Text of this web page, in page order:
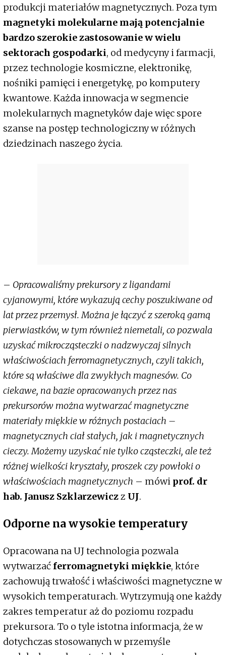
produkcji materiałów magnetycznych. Poza tym
magnetyki molekularne mają potencjalnie
bardzo szerokie zastosowanie w wielu
sektorach gospodarki, od medycyny i farmacji,
przez technologie kosmiczne, elektronikę,
nośniki pamięci i energetykę, po komputery
kwantowe. Każda innowacja w segmencie
molekularnych magnetyków daje więc spore
szanse na postęp technologiczny w różnych
dziedzinach naszego życia.
– Opracowaliśmy prekursory z ligandami
cyjanowymi, które wykazują cechy poszukiwane od
lat przez przemysł. Można je łączyć z szeroką gamą
pierwiastków, w tym również niemetali, co pozwala
uzyskać mikrocząsteczki o nadzwyczaj silnych
właściwościach ferromagnetycznych, czyli takich,
które są właściwe dla zwykłych magnesów. Co
ciekawe, na bazie opracowanych przez nas
prekursorów można wytwarzać magnetyczne
materiały miękkie w różnych postaciach –
magnetycznych ciał stałych, jak i magnetycznych
cieczy. Możemy uzyskać nie tylko cząsteczki, ale też
różnej wielkości kryształy, proszek czy powłoki o
właściwościach magnetycznych – mówi prof. dr
hab. Janusz Szklarzewiczz UJ.
Odporne na wysokie temperatury
Opracowana na UJ technologia pozwala
wytwarzać ferromagnetyki miękkie, które
zachowują trwałość i właściwości magnetyczne w
wysokich temperaturach. Wytrzymują one każdy
zakres temperatur aż do poziomu rozpadu
prekursora. To o tyle istotna informacja, że w
dotychczas stosowanych w przemyśle